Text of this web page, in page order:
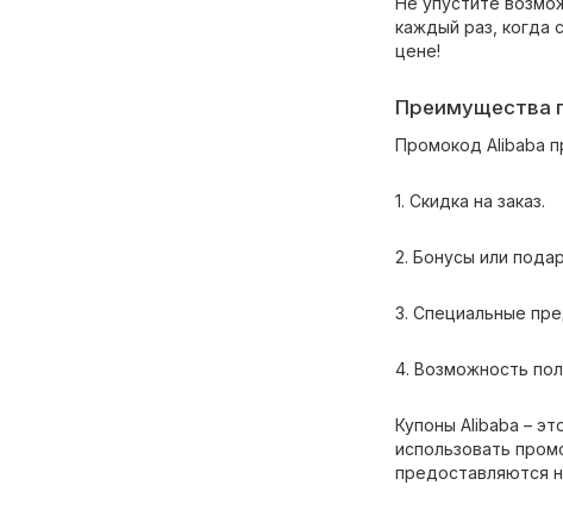
каждый раз, когда
цене!
Преимущества
Промокод Alibaba
1. Скидка на заказ.
2. Бонусы или
3. Специальные
4. Возможность
Купоны Alibaba –
использовать
предоставляются